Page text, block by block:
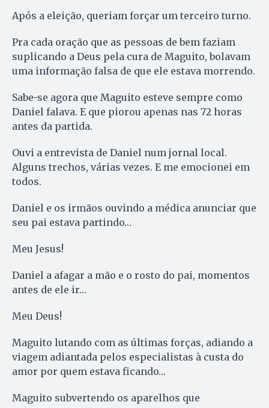
Após a eleição, queriam forçar um terceiro turno.
Pra cada oração que as pessoas de bem faziam
suplicando a Deus pela cura de Maguito, bolavam
uma informação falsa de que ele estava morrendo.
Sabe-se agora que Maguito esteve sempre como
Daniel falava. E que piorou apenas nas 72 horas
antes da partida.
Ouvi a entrevista de Daniel num jornal local.
Alguns trechos, várias vezes. E me emocionei em
todos.
Daniel e os irmãos ouvindo a médica anunciar que
seu pai estava partindo…
Meu Jesus!
Daniel a afagar a mão e o rosto do pai, momentos
antes de ele ir…
Meu Deus!
Maguito lutando com as últimas forças, adiando a
viagem adiantada pelos especialistas à custa do
amor por quem estava ficando…
Maguito subvertendo os aparelhos que